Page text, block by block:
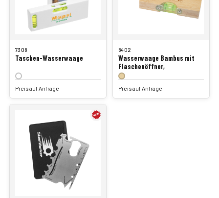
7308
Taschen-Wasserwaage
Preis auf Anfrage
8402
Wasserwaage Bambus mit
Flaschenöffner,
Preis auf Anfrage